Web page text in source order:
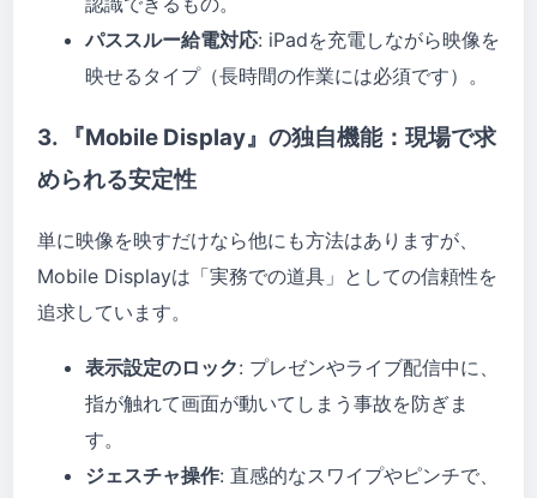
パススルー給電対応: iPadを充電しながら映像を
映せるタイプ（長時間の作業には必須です）。
3. 『Mobile Display』の独自機能：現場で求
められる安定性
単に映像を映すだけなら他にも方法はありますが、
Mobile Displayは「実務での道具」としての信頼性を
追求しています。
表示設定のロック: プレゼンやライブ配信中に、
指が触れて画面が動いてしまう事故を防ぎま
す。
ジェスチャ操作: 直感的なスワイプやピンチで、